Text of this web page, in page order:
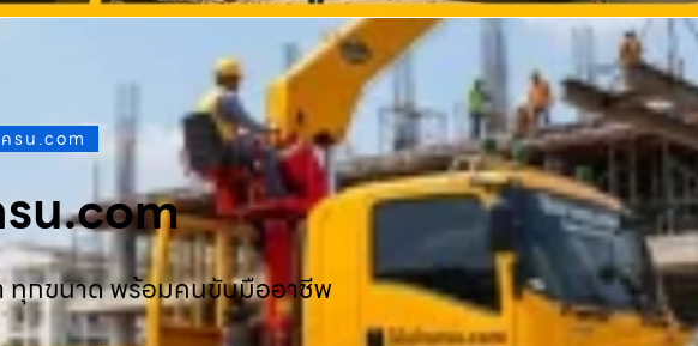
ครน.com
รน.com
ทุกขนาด พร้อมคนขับมืออาชีพ